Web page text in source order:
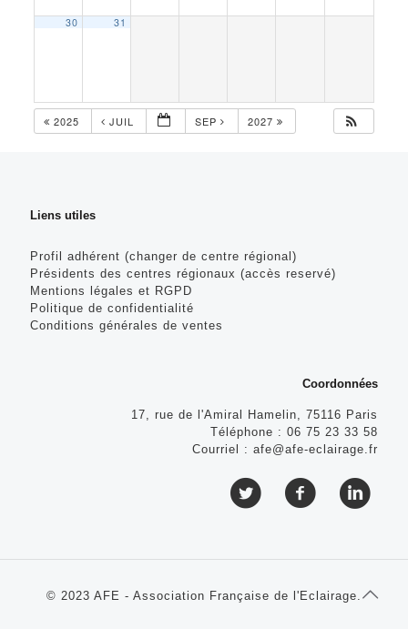
30 31
2025 JUIL SEP 2027
Liens utiles
Profil adhérent (changer de centre régional)
Présidents des centres régionaux (accès reservé)
Mentions légales et RGPD
Politique de confidentialité
Conditions générales de ventes
Coordonnées
17, rue de l'Amiral Hamelin, 75116 Paris
Téléphone : 06 75 23 33 58
Courriel : afe@afe-eclairage.fr
© 2023 AFE - Association Française de l'Eclairage.